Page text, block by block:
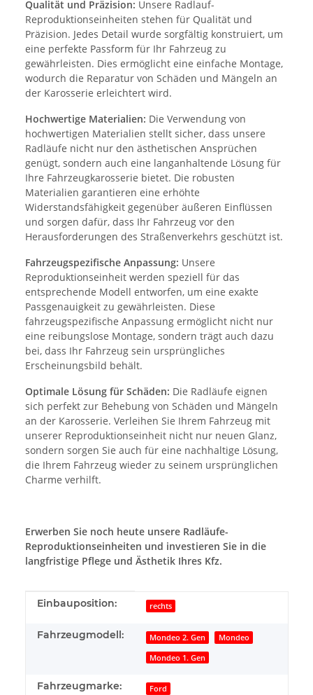
Qualität und Präzision: Unsere Radlauf-
Reproduktionseinheiten stehen für Qualität und
Präzision. Jedes Detail wurde sorgfältig konstruiert, um
eine perfekte Passform für Ihr Fahrzeug zu
gewährleisten. Dies ermöglicht eine einfache Montage,
wodurch die Reparatur von Schäden und Mängeln an
der Karosserie erleichtert wird.
Hochwertige Materialien: Die Verwendung von
hochwertigen Materialien stellt sicher, dass unsere
Radläufe nicht nur den ästhetischen Ansprüchen
genügt, sondern auch eine langanhaltende Lösung für
Ihre Fahrzeugkarosserie bietet. Die robusten
Materialien garantieren eine erhöhte
Widerstandsfähigkeit gegenüber äußeren Einflüssen
und sorgen dafür, dass Ihr Fahrzeug vor den
Herausforderungen des Straßenverkehrs geschützt ist.
Fahrzeugspezifische Anpassung: Unsere
Reproduktionseinheit werden speziell für das
entsprechende Modell entworfen, um eine exakte
Passgenauigkeit zu gewährleisten. Diese
fahrzeugspezifische Anpassung ermöglicht nicht nur
eine reibungslose Montage, sondern trägt auch dazu
bei, dass Ihr Fahrzeug sein ursprüngliches
Erscheinungsbild behält.
Optimale Lösung für Schäden: Die Radläufe eignen
sich perfekt zur Behebung von Schäden und Mängeln
an der Karosserie. Verleihen Sie Ihrem Fahrzeug mit
unserer Reproduktionseinheit nicht nur neuen Glanz,
sondern sorgen Sie auch für eine nachhaltige Lösung,
die Ihrem Fahrzeug wieder zu seinem ursprünglichen
Charme verhilft.
Erwerben Sie noch heute unsere Radläufe-
Reproduktionseinheiten und investieren Sie in die
langfristige Pflege und Ästhetik Ihres Kfz.
Produkteigenschaft
Wert
Einbauposition: rechts
Fahrzeugmodell: Mondeo 2. Gen Mondeo
Mondeo 1. Gen
Fahrzeugmarke: Ford